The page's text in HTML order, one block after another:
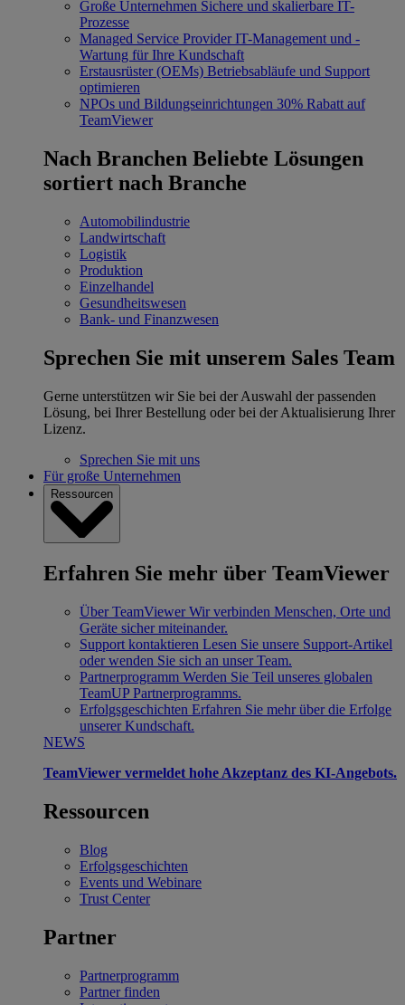
Große Unternehmen Sichere und skalierbare IT-
Prozesse
Managed Service Provider IT-Management und -
Wartung für Ihre Kundschaft
Erstausrüster (OEMs) Betriebsabläufe und Support
optimieren
NPOs und Bildungseinrichtungen 30% Rabatt auf
TeamViewer
Nach Branchen Beliebte Lösungen
sortiert nach Branche
Automobilindustrie
Landwirtschaft
Logistik
Produktion
Einzelhandel
Gesundheitswesen
Bank- und Finanzwesen
Sprechen Sie mit unserem Sales Team
Gerne unterstützen wir Sie bei der Auswahl der passenden
Lösung, bei Ihrer Bestellung oder bei der Aktualisierung Ihrer
Lizenz.
Sprechen Sie mit uns
Für große Unternehmen
Ressourcen
Erfahren Sie mehr über TeamViewer
Über TeamViewer Wir verbinden Menschen, Orte und
Geräte sicher miteinander.
Support kontaktieren Lesen Sie unsere Support-Artikel
oder wenden Sie sich an unser Team.
Partnerprogramm Werden Sie Teil unseres globalen
TeamUP Partnerprogramms.
Erfolgsgeschichten Erfahren Sie mehr über die Erfolge
unserer Kundschaft.
NEWS
TeamViewer vermeldet hohe Akzeptanz des KI-Angebots.
Ressourcen
Blog
Erfolgsgeschichten
Events und Webinare
Trust Center
Partner
Partnerprogramm
Partner finden